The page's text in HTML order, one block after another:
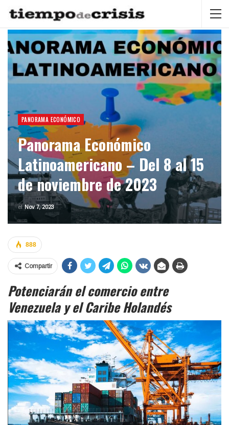
PANORAMA ECONÓMICO
Panorama Económico
Latinoamericano – Del 8 al 15
de noviembre de 2023
elNov 7, 2023
888
Compartir
Potenciarán el comercio entre
Venezuela y el Caribe Holandés